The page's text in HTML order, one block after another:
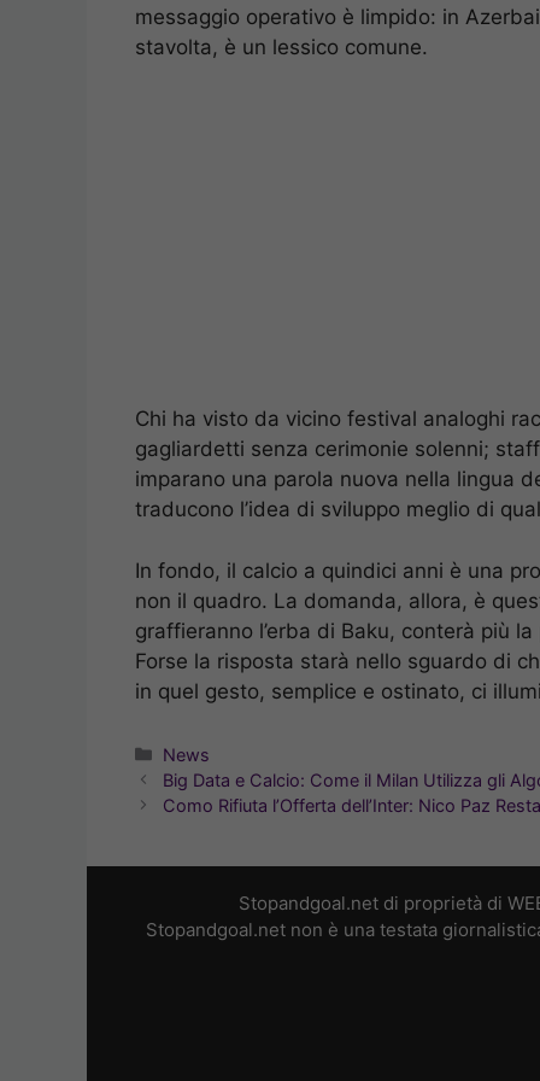
messaggio operativo è limpido: in
stavolta, è un lessico comune.
Chi ha visto da vicino festival analoghi
gagliardetti senza cerimonie solenni;
imparano una parola nuova nella lingua
traducono l’idea di sviluppo meglio di
In fondo, il calcio a quindici anni è una
non il quadro. La domanda, allora, è
graffieranno l’erba di Baku, conterà più
Forse la risposta starà nello sguardo di
in quel gesto, semplice e ostinato, ci
Categorie
News
Big Data e Calcio: Come il Milan Utilizza gli
Como Rifiuta l’Offerta dell’Inter: Nico Paz
Stopandgoal.net di proprietà di
Stopandgoal.net non è una testata